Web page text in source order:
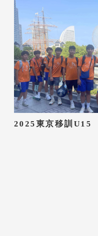
2025東京移訓U15